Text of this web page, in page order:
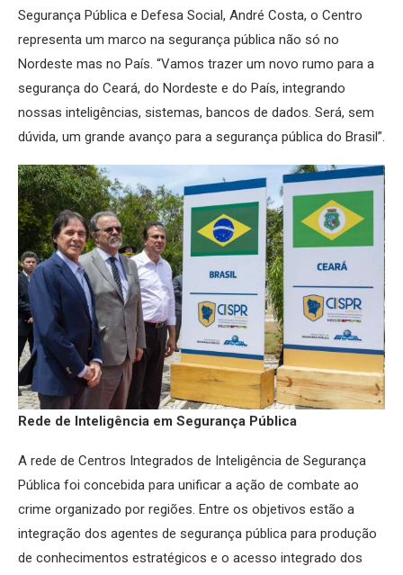
Segurança Pública e Defesa Social, André Costa, o Centro
representa um marco na segurança pública não só no
Nordeste mas no País. “Vamos trazer um novo rumo para a
segurança do Ceará, do Nordeste e do País, integrando
nossas inteligências, sistemas, bancos de dados. Será, sem
dúvida, um grande avanço para a segurança pública do Brasil”.
Rede de Inteligência em Segurança Pública
A rede de Centros Integrados de Inteligência de Segurança
Pública foi concebida para unificar a ação de combate ao
crime organizado por regiões. Entre os objetivos estão a
integração dos agentes de segurança pública para produção
de conhecimentos estratégicos e o acesso integrado dos